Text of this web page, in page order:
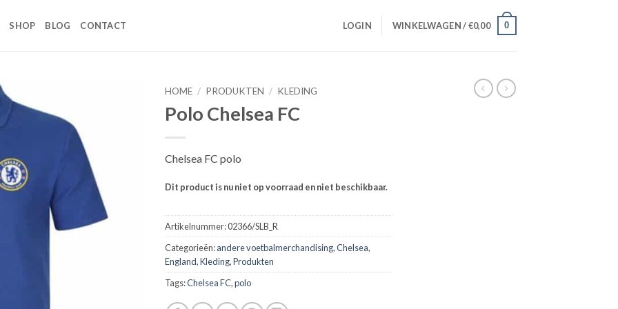
SHOP BLOG CONTACT LOGIN WINKELWAGEN /€0,00 0
HOME / PRODUKTEN / KLEDING
Polo Chelsea FC
Chelsea FC polo
Dit product is nu niet op voorraad en niet beschikbaar.
Artikelnummer:02366/SLB_R
Categorieën:andere voetbalmerchandising,Chelsea,
England,Kleding,Produkten
Tags:Chelsea FC,polo